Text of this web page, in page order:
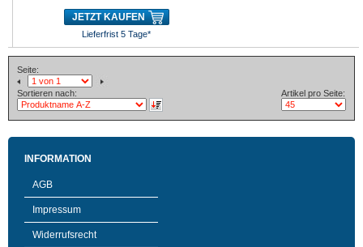
JETZT KAUFEN
Lieferfrist 5 Tage*
Seite:
Sortieren nach: Artikel pro Seite:
INFORMATION
AGB
Impressum
Widerrufsrecht